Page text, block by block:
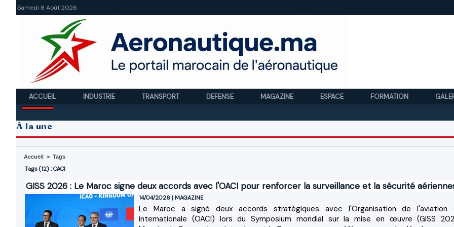
Samedi 8 Août 2026
ACCUEIL INDUSTRIE TRANSPORT DEFENSE MAGAZINE ESPACE FORMATION
À la une
Accueil > Tags
Tags (12) : OACI
GISS 2026 : Le Maroc signe deux accords avec l'OACI pour renforcer la surveillance et la sécurité
14/04/2026 | MAGAZINE
Le Maroc a signé deux accords stratégiques avec l'Organisation de l'aviation
internationale (OACI) lors du Symposium mondial sur la mise en œuvre (GISS